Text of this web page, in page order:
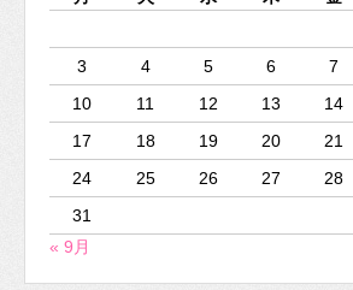
3
4 5 6 7
10
11 12 13 14
17
18 19 20 21
24
25 26 27 28
31
« 9月